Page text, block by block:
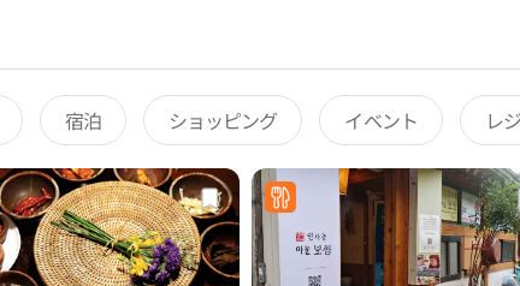
宿泊 ショッピング イベント レ